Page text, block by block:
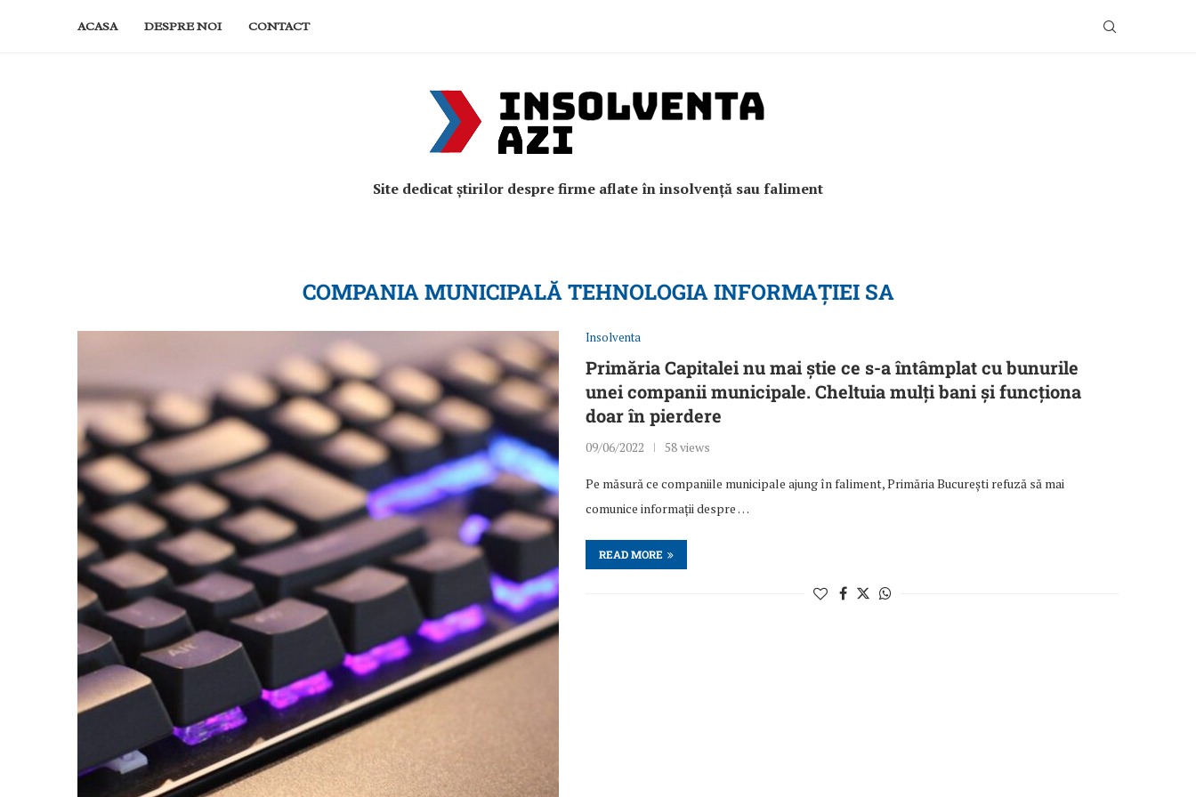
ACASA DESPRE NOI CONTACT
Site dedicat știrilor despre firme aflate în insolvență sau faliment
COMPANIA MUNICIPALĂ TEHNOLOGIA INFORMAȚIEI SA
Insolventa
Primăria Capitalei nu mai știe ce s-a întâmplat cu bunurile
unei companii municipale. Cheltuia mulți bani și funcționa
doar în pierdere
09/06/2022 58 views
Pe măsură ce companiile municipale ajung în faliment, Primăria București refuză să mai
comunice informații despre …
READ MORE